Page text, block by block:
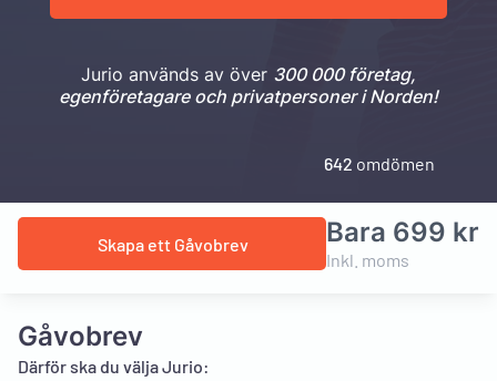
Jurio används av över 300 000 företag,
egenföretagare och privatpersoner i Norden!
642 omdömen
Bara 699 kr
Inkl. moms
Skapa ett Gåvobrev
Gåvobrev
Därför ska du välja Jurio: